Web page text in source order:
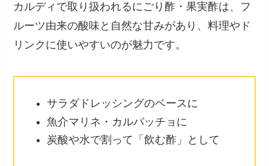
カルディで取り扱われるにごり酢・果実酢は、フ
ルーツ由来の酸味と自然な甘みがあり、料理やド
リンクに使いやすいのが魅力です。
サラダドレッシングのベースに
魚介マリネ・カルパッチョに
炭酸や水で割って「飲む酢」として